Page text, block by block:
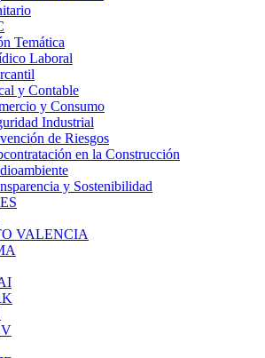
Temática
Laboral
y Contable
y Consumo
Industrial
de Riesgos
en la Construcción
y Sostenibilidad
VALENCIA